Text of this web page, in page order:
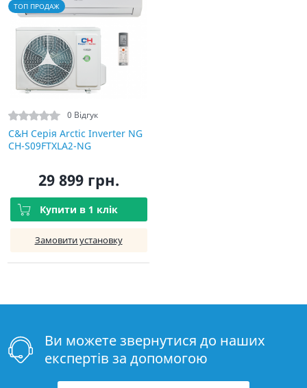
ТОП ПРОДАЖ
0 Відгук
C&H Серія Arctic Inverter NG
CH-S09FTXLA2-NG
29 899 грн.
Купити в 1 клік
Замовити установку
Ви можете звернутися до наших
експертів за допомогою